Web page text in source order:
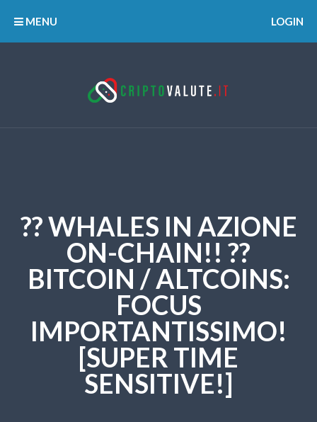
MENU LOGIN
?? WHALES IN AZIONE
ON-CHAIN!! ??
BITCOIN / ALTCOINS:
FOCUS
IMPORTANTISSIMO!
[SUPER TIME
SENSITIVE!]